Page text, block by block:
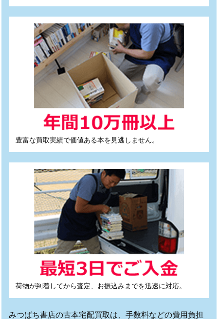
豊富な買取実績で価値ある本を見逃しません。
荷物が到着してから査定、お振込みまでを迅速に対応。
みつばち書店の古本宅配買取は、手数料などの費用負担